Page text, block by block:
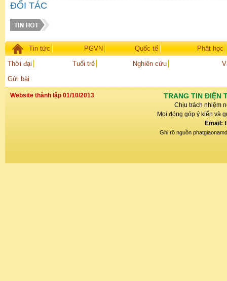
ĐỐI TÁC
Tin tức PGVN Quốc tế
Phật học
Thời đại
Tuổi trẻ Nghiên cứu
Gửi bài
Website thành lập 01/10/2013 TRANG TIN ĐIỆN
Chịu trách nhiệm
Mọi đóng góp ý kiến và
Email:
Ghi rõ nguồn